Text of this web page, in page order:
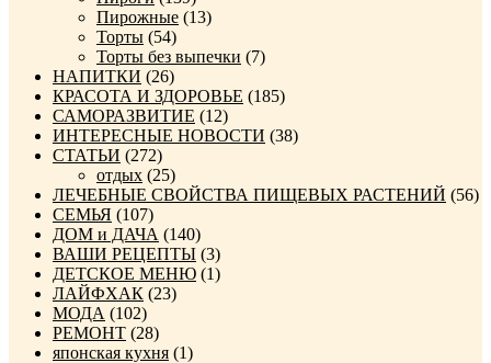
Пирожные (13)
Торты (54)
Торты без выпечки (7)
НАПИТКИ (26)
КРАСОТА И ЗДОРОВЬЕ (185)
САМОРАЗВИТИЕ (12)
ИНТЕРЕСНЫЕ НОВОСТИ (38)
СТАТЬИ (272)
отдых (25)
ЛЕЧЕБНЫЕ СВОЙСТВА ПИЩЕВЫХ РАСТЕНИЙ (56)
СЕМЬЯ (107)
ДОМ и ДАЧА (140)
ВАШИ РЕЦЕПТЫ (3)
ДЕТСКОЕ МЕНЮ (1)
ЛАЙФХАК (23)
МОДА (102)
РЕМОНТ (28)
японская кухня (1)